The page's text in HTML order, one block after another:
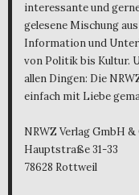
interessante und
gelesene Mischung aus
Information und
von Politik bis Kultur.
allen Dingen: Die
einfach mit Liebe
NRWZ Verlag GmbH &
Hauptstraße 31-33
78628 Rottweil